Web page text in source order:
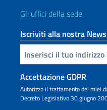
Gli uffici della sede
Iscriviti alla nostra
Inserisci la tua email
Accettazione GDPR
Autorizzo il trattamento dei miei
Decreto Legislativo 30 giugno